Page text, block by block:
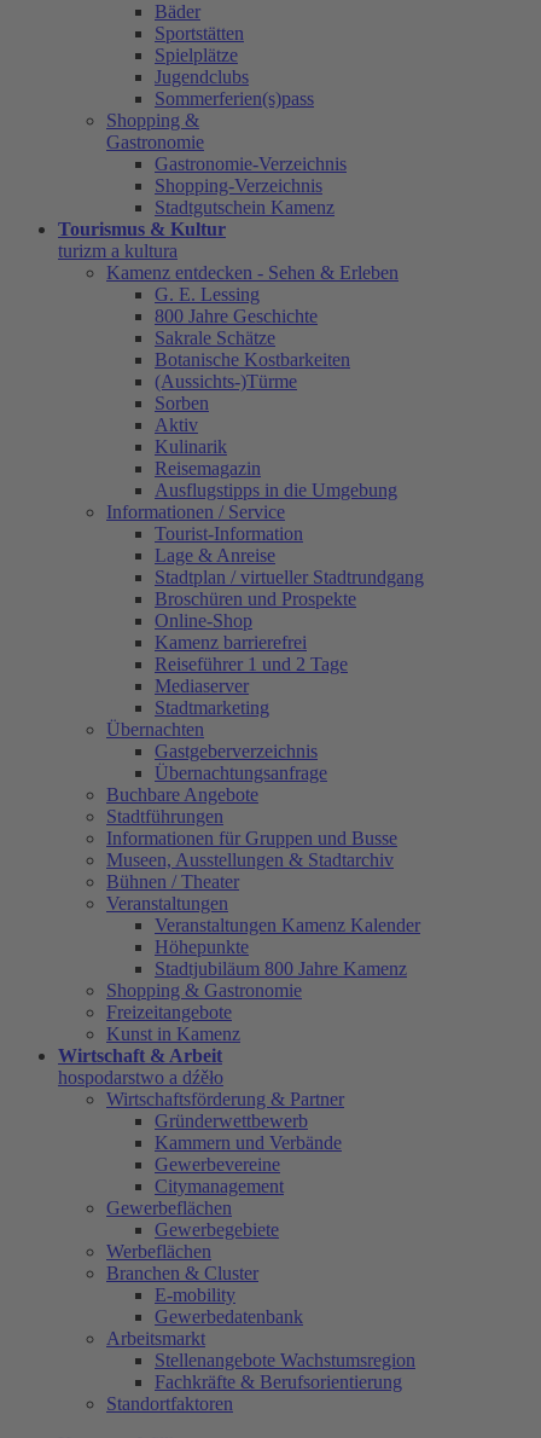
Bäder
Sportstätten
Spielplätze
Jugendclubs
Sommerferien(s)pass
Shopping &
Gastronomie
Gastronomie-Verzeichnis
Shopping-Verzeichnis
Stadtgutschein Kamenz
Tourismus & Kultur
turizm a kultura
Kamenz entdecken - Sehen & Erleben
G. E. Lessing
800 Jahre Geschichte
Sakrale Schätze
Botanische Kostbarkeiten
(Aussichts-)Türme
Sorben
Aktiv
Kulinarik
Reisemagazin
Ausflugstipps in die Umgebung
Informationen / Service
Tourist-Information
Lage & Anreise
Stadtplan / virtueller Stadtrundgang
Broschüren und Prospekte
Online-Shop
Kamenz barrierefrei
Reiseführer 1 und 2 Tage
Mediaserver
Stadtmarketing
Übernachten
Gastgeberverzeichnis
Übernachtungsanfrage
Buchbare Angebote
Stadtführungen
Informationen für Gruppen und Busse
Museen, Ausstellungen & Stadtarchiv
Bühnen / Theater
Veranstaltungen
Veranstaltungen Kamenz Kalender
Höhepunkte
Stadtjubiläum 800 Jahre Kamenz
Shopping & Gastronomie
Freizeitangebote
Kunst in Kamenz
Wirtschaft & Arbeit
hospodarstwo a dźěło
Wirtschaftsförderung & Partner
Gründerwettbewerb
Kammern und Verbände
Gewerbevereine
Citymanagement
Gewerbeflächen
Gewerbegebiete
Werbeflächen
Branchen & Cluster
E-mobility
Gewerbedatenbank
Arbeitsmarkt
Stellenangebote Wachstumsregion
Fachkräfte & Berufsorientierung
Standortfaktoren